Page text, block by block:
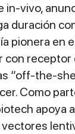
in‑vivo,
duración
pionera en
con receptor
Como
apoya